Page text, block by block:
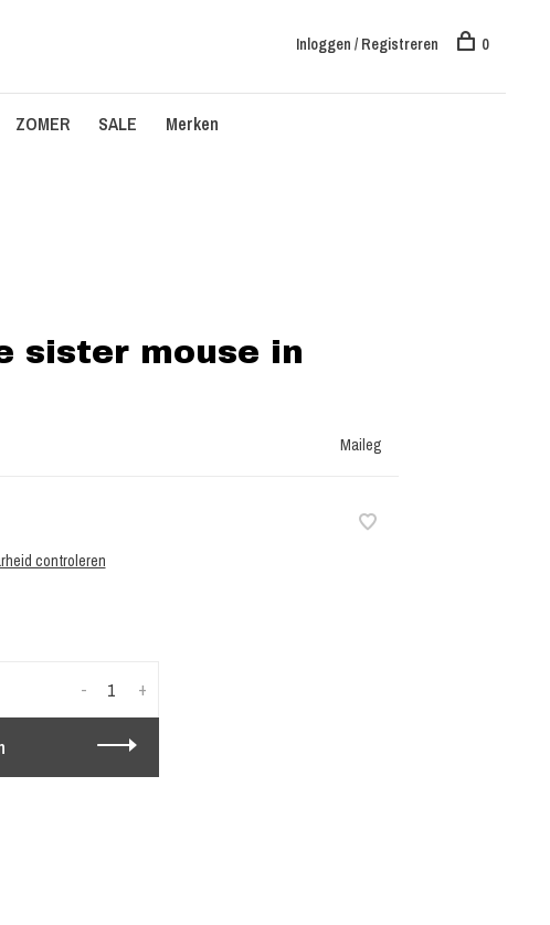
ZOMER SALE Merken
Inloggen / Registreren 0
sister mouse in
Maileg
controleren
+
-